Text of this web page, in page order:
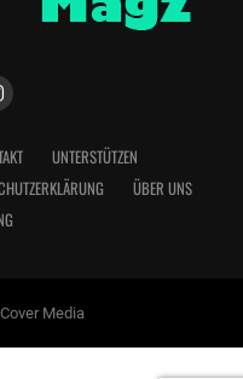
UNTERSTÜTZEN
ÜBER UNS
Media